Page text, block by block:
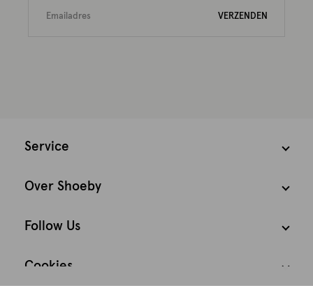
VERZENDEN
Service
Over Shoeby
Follow Us
Cookies